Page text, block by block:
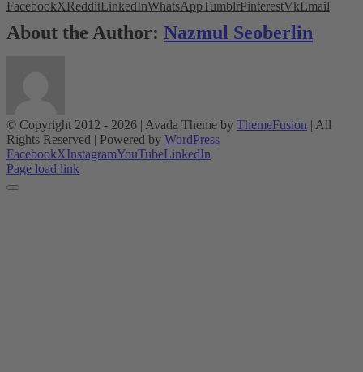
FacebookXRedditLinkedInWhatsAppTumblrPinterestVkEmail
About the Author: Nazmul Seoberlin
© Copyright 2012 - 2026 | Avada Theme by ThemeFusion | All
Rights Reserved | Powered by WordPress
FacebookXInstagramYouTubeLinkedIn
Page load link